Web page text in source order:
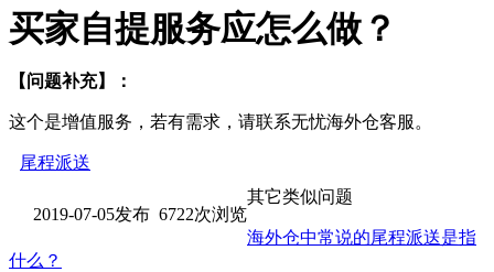
买家自提服务应怎么做？
【问题补充】：
这个是增值服务，若有需求，请联系无忧海外仓客服。
尾程派送
2019-07-05发布 6722次浏览
其它类似问题
海外仓中常说的尾程派送是指
什么？